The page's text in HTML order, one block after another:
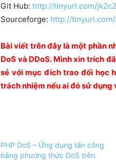
Git Hub: http://tinyurl.com/
Sourceforge: http://
Bài viết trên đây là một phần
DoS và DDoS. Mình xin trích
sẻ với mục đích trao đổi học
trách nhiệm nếu ai đó sử dụng
PHP DoS – Ứng dụng tấn công
bằng phương thức DoS trên